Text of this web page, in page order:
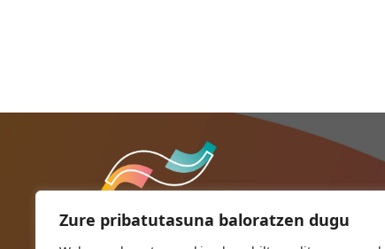
Zure pribatutasuna baloratzen dugu